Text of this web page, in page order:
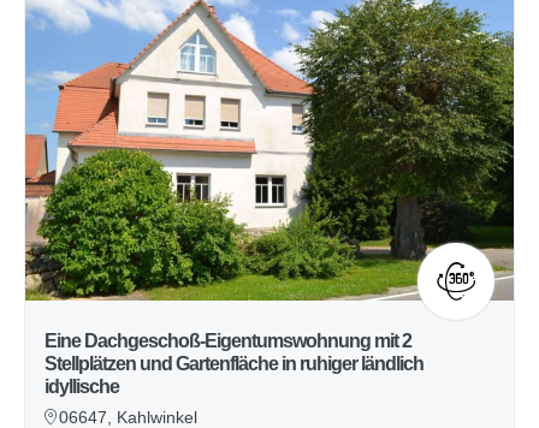
Eine Dachgeschoß-Eigentumswohnung mit 2
Stellplätzen und Gartenfläche in ruhiger ländlich
idyllische
06647, Kahlwinkel